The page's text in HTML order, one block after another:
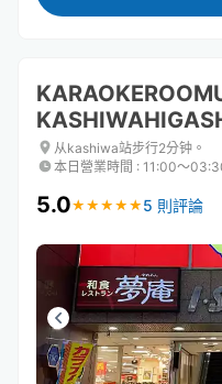
从kashiwa站步行2分钟。
本日營業時間 : 11:00〜
5.0★ ★ ★ ★ ★
★ ★ ★ ★ ★ 5 則評論